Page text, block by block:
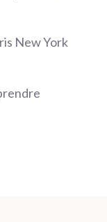
New York